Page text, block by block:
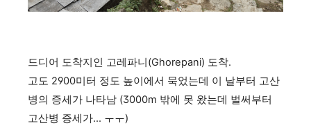
드디어 도착지인 고레파니(Ghorepani) 도착.
고도 2900미터 정도 높이에서 묵었는데 이 날부터 고산
병의 증세가 나타남 (3000m 밖에 못 왔는데 벌써부터
고산병 증세가... ㅜㅜ)